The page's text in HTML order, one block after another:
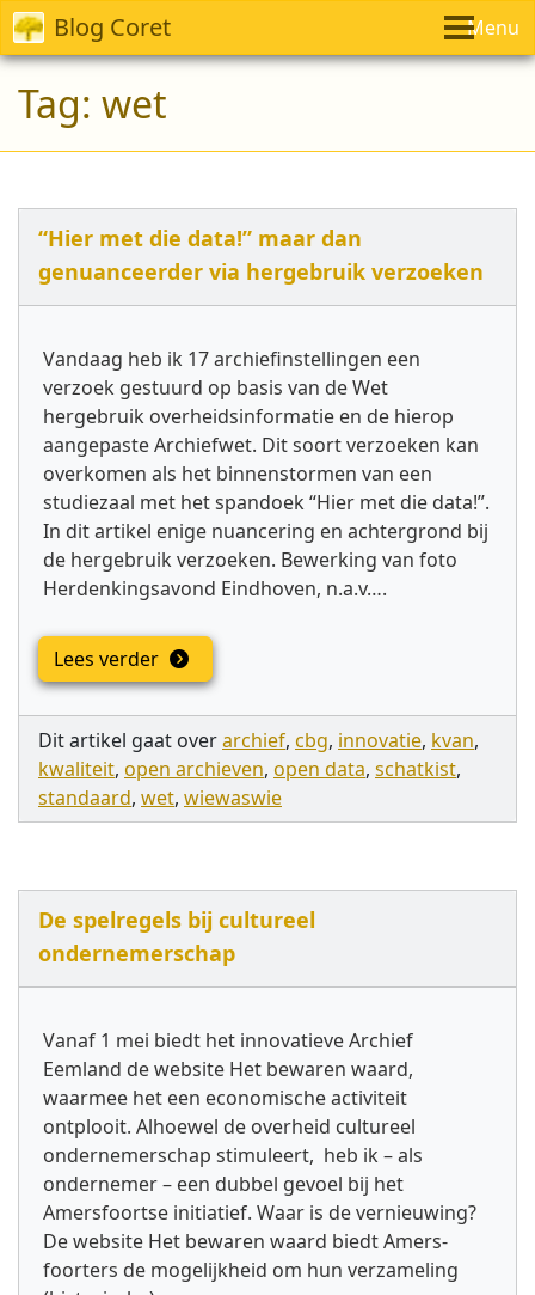
Blog Coret Menu
Tag: wet
“Hier met die data!” maar dan
genuanceerder via hergebruik verzoeken
Vandaag heb ik 17 archiefinstellingen een
verzoek gestuurd op basis van de Wet
hergebruik overheidsinformatie en de hierop
aangepaste Archiefwet. Dit soort verzoeken kan
overkomen als het binnenstormen van een
studiezaal met het spandoek “Hier met die data!”.
In dit artikel enige nuancering en achtergrond bij
de hergebruik verzoeken. Bewerking van foto
Herdenkingsavond Eindhoven, n.a.v….
Lees verder
Dit artikel gaat overarchief, cbg, innovatie, kvan,
kwaliteit, open archieven, open data, schatkist,
standaard, wet, wiewaswie
De spelregels bij cultureel
ondernemerschap
Vanaf 1 mei biedt het innovatieve Archief
Eemland de website Het bewaren waard,
waarmee het een economische activiteit
ontplooit. Alhoewel de overheid cultureel
ondernemerschap stimuleert, heb ik – als
ondernemer – een dubbel gevoel bij het
Amersfoortse initiatief. Waar is de vernieuwing?
De website Het bewaren waard biedt Amers-
foorters de mogelijkheid om hun verzameling